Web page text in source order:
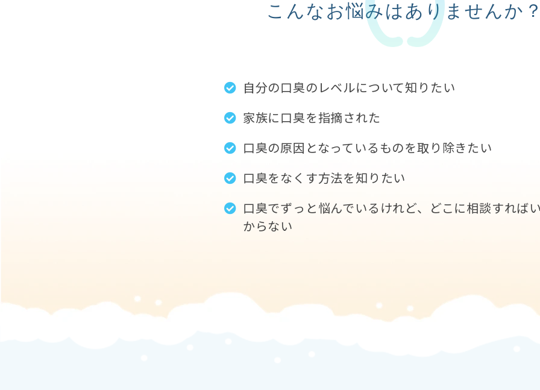
こんなお悩みはありませんか
自分の口臭のレベルについて知りたい
家族に口臭を指摘された
口臭の原因となっているものを取り除きたい
口臭をなくす方法を知りたい
口臭でずっと悩んでいるけれど、どこに相談すれば
からない